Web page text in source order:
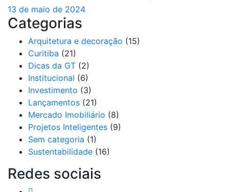
13 de maio de 2024
Categorias
Arquitetura e decoração (15)
Curitiba (21)
Dicas da GT (2)
Institucional (6)
Investimento (3)
Lançamentos (21)
Mercado Imobiliário (8)
Projetos Inteligentes (9)
Sem categoria (1)
Sustentabilidade (16)
Redes sociais